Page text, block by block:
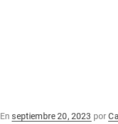
EnPublicado
septiembre 20, 2023 por